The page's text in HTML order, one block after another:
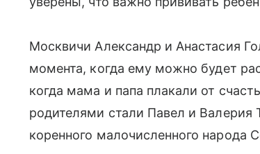
Москвичи Александр и Анастасия
момента, когда ему можно будет
когда мама и папа плакали от
родителями стали Павел и Валерия
коренного малочисленного народа